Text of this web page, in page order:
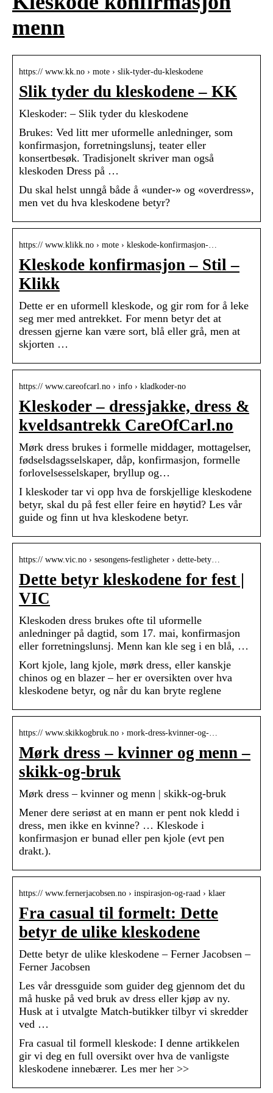
menn
https:// www.kk.no › mote › slik-tyder-du-kleskodene
Slik tyder du kleskodene – KK
Kleskoder: – Slik tyder du kleskodene
Brukes: Ved litt mer uformelle anledninger, som
konfirmasjon, forretningslunsj, teater eller
konsertbesøk. Tradisjonelt skriver man også
kleskoden Dress på …
Du skal helst unngå både å «under-» og «overdress»,
men vet du hva kleskodene betyr?
https:// www.klikk.no › mote › kleskode-konfirmasjon-…
Kleskode konfirmasjon – Stil –
Klikk
Dette er en uformell kleskode, og gir rom for å leke
seg mer med antrekket. For menn betyr det at
dressen gjerne kan være sort, blå eller grå, men at
skjorten …
https:// www.careofcarl.no › info › kladkoder-no
Kleskoder – dressjakke, dress &
kveldsantrekk CareOfCarl.no
Mørk dress brukes i formelle middager, mottagelser,
fødselsdagsselskaper, dåp, konfirmasjon, formelle
forlovelsesselskaper, bryllup og…
I kleskoder tar vi opp hva de forskjellige kleskodene
betyr, skal du på fest eller feire en høytid? Les vår
guide og finn ut hva kleskodene betyr.
https:// www.vic.no › sesongens-festligheter › dette-bety…
Dette betyr kleskodene for fest |
VIC
Kleskoden dress brukes ofte til uformelle
anledninger på dagtid, som 17. mai, konfirmasjon
eller forretningslunsj. Menn kan kle seg i en blå, …
Kort kjole, lang kjole, mørk dress, eller kanskje
chinos og en blazer – her er oversikten over hva
kleskodene betyr, og når du kan bryte reglene
https:// www.skikkogbruk.no › mork-dress-kvinner-og-…
Mørk dress – kvinner og menn –
skikk-og-bruk
Mørk dress – kvinner og menn | skikk-og-bruk
Mener dere seriøst at en mann er pent nok kledd i
dress, men ikke en kvinne? … Kleskode i
konfirmasjon er bunad eller pen kjole (evt pen
drakt.).
https:// www.fernerjacobsen.no › inspirasjon-og-raad › klaer
Fra casual til formelt: Dette
betyr de ulike kleskodene
Dette betyr de ulike kleskodene – Ferner Jacobsen –
Ferner Jacobsen
Les vår dressguide som guider deg gjennom det du
må huske på ved bruk av dress eller kjøp av ny.
Husk at i utvalgte Match-butikker tilbyr vi skredder
ved …
Fra casual til formell kleskode: I denne artikkelen
gir vi deg en full oversikt over hva de vanligste
kleskodene innebærer. Les mer her >>